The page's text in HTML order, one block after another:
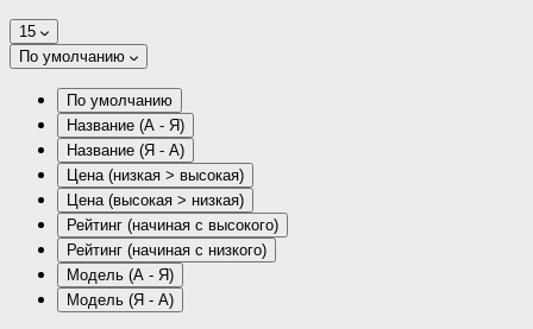
15
По умолчанию
По умолчанию
Название (А - Я)
Название (Я - А)
Цена (низкая > высокая)
Цена (высокая > низкая)
Рейтинг (начиная с высокого)
Рейтинг (начиная с низкого)
Модель (А - Я)
Модель (Я - А)